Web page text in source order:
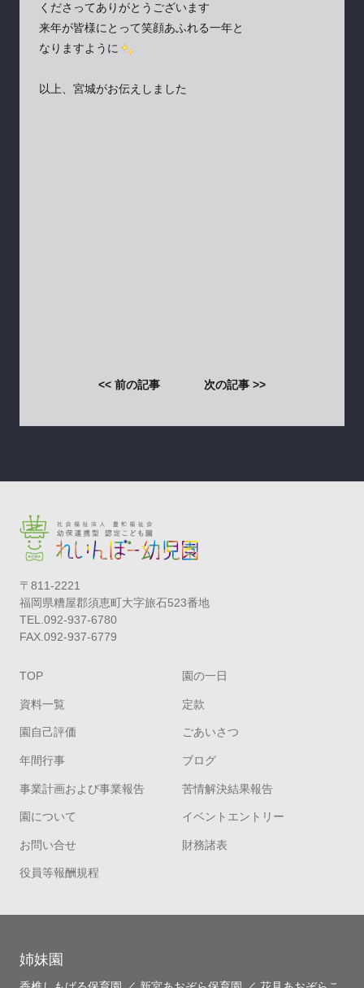
くださってありがとうございます
来年が皆様にとって笑顔あふれる一年と
なりますように
以上、宮城がお伝えしました
<< 前の記事 次の記事 >>
〒811-2221
福岡県糟屋郡須恵町大字旅石523番地
TEL.092-937-6780
FAX.092-937-6779
TOP 園の一日
資料一覧 定款
園自己評価 ごあいさつ
年間行事 ブログ
事業計画および事業報告 苦情解決結果報告
園について イベントエントリー
お問い合せ 財務諸表
役員等報酬規程
姉妹園